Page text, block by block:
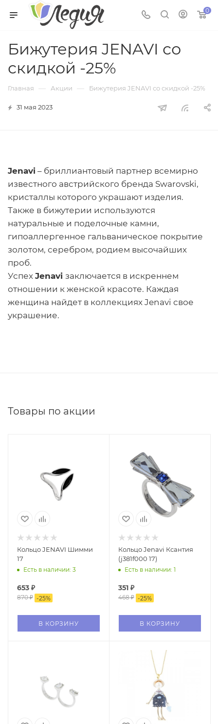
0
Бижутерия JENAVI со
скидкой -25%
Главная — Акции — Бижутерия JENAVI со скидкой -25%
31 мая 2023
Jenavi – бриллиантовый партнер всемирно
известного австрийского бренда Swarovski,
кристаллы которого украшают изделия.
Также в бижутерии используются
натуральные и поделочные камни,
гипоаллергенное гальваническое покрытие
золотом, серебром, родием высочайших
проб.
Успех Jenavi заключается в искреннем
отношении к женской красоте. Каждая
женщина найдет в коллекциях Jenavi свое
украшение.
Товары по акции
Кольцо JENAVI Шимми
17
Есть в наличии: 3
653 ₽
870₽ -25%
В КОРЗИНУ
Кольцо Jenavi Ксантия
(j381f000 17)
Есть в наличии: 1
351 ₽
468₽ -25%
В КОРЗИНУ